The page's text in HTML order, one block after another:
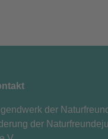
der
der